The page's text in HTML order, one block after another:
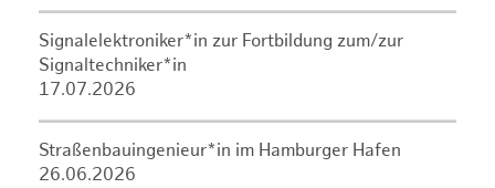
Signalelektroniker*in zur Fortbildung zum/zur
Signaltechniker*in
17.07.2026
Straßenbauingenieur*in im Hamburger Hafen
26.06.2026